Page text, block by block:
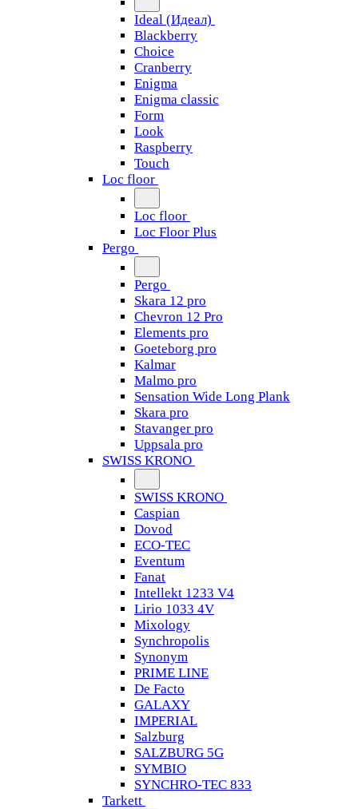
Ideal (Идеал)
Blackberry
Choice
Cranberry
Enigma
Enigma classic
Form
Look
Raspberry
Touch
Loc floor
Loc floor
Loc Floor Plus
Pergo
Pergo
Skara 12 pro
Chevron 12 Pro
Elements pro
Goeteborg pro
Kalmar
Malmo pro
Sensation Wide Long Plank
Skara pro
Stavanger pro
Uppsala pro
SWISS KRONO
SWISS KRONO
Caspian
Dovod
ECO-TEC
Eventum
Fanat
Intellekt 1233 V4
Lirio 1033 4V
Mixology
Synchropolis
Synonym
PRIME LINE
De Facto
GALAXY
IMPERIAL
Salzburg
SALZBURG 5G
SYMBIO
SYNCHRO-TEC 833
Tarkett